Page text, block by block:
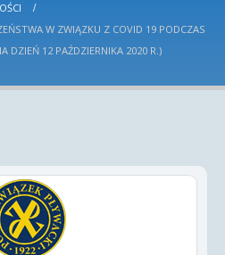
W ZWIĄZKU Z COVID 19 PODCZAS
DZIEŃ 12 PAŹDZIERNIKA 2020 R.)